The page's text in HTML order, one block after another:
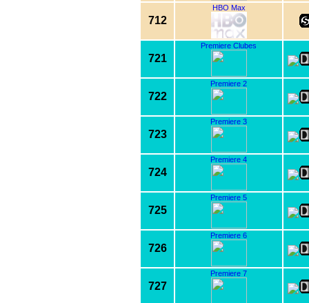
712
HBO Max
721
Premiere Clubes
722
Premiere 2
723
Premiere 3
724
Premiere 4
725
Premiere 5
726
Premiere 6
727
Premiere 7